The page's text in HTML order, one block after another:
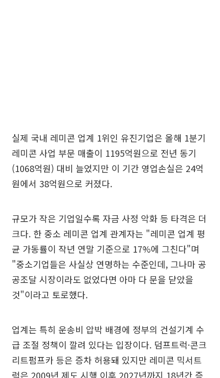
실제 국내 레미콘 업계 1위인 유진기업은 올해 1분기
레미콘 사업 부문 매출이 1195억원으로 전년 동기
(1068억원) 대비 늘었지만 이 기간 영업손실은 24억
원에서 38억원으로 커졌다.
규모가 작은 기업일수록 자금 사정 악화 등 타격은 더
크다. 한 중소 레미콘 업계 관계자는 "레미콘 업계 평
균 가동률이 작년 연말 기준으로 17%에 그친다"며
"중소기업들은 사실상 연명하는 수준인데, 그나마 공
공조달 시장이라도 없었다면 아마 다 문을 닫았을
것"이라고 토로했다.
업계는 특히 운송비 압박 배경에 정부의 건설기계 수
급 조절 정책이 깔려 있다는 입장이다. 덤프트럭·콘크
리트펌프카 등은 증차 허용돼 있지만 레미콘 믹서트
럭은 2009년 제도 시행 이후 2027년까지 18년간 증